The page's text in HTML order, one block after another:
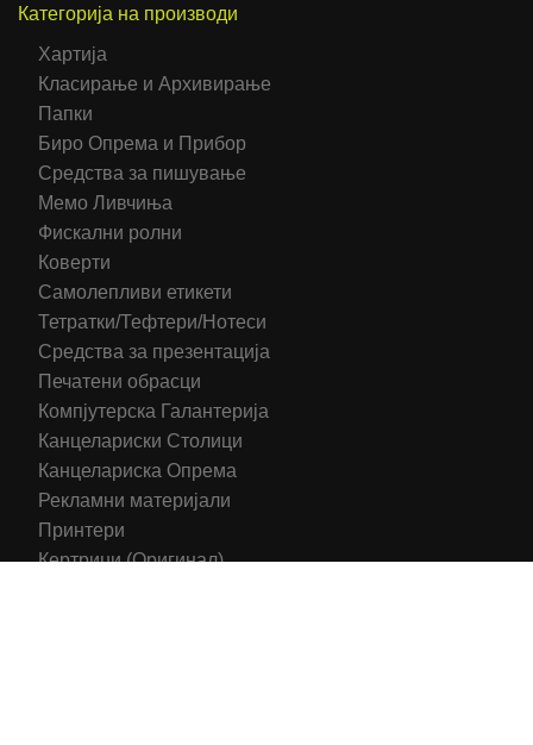
Категорија на производи
Хартија
Класирање и Архивирање
Папки
Биро Опрема и Прибор
Средства за пишување
Мемо Ливчиња
Фискални ролни
Коверти
Самолепливи етикети
Тетратки/Тефтери/Нотеси
Средства за презентација
Печатени обрасци
Компјутерска Галантерија
Канцелариски Столици
Канцелариска Опрема
Рекламни материјали
Принтери
Кертриџи (Оригинал)